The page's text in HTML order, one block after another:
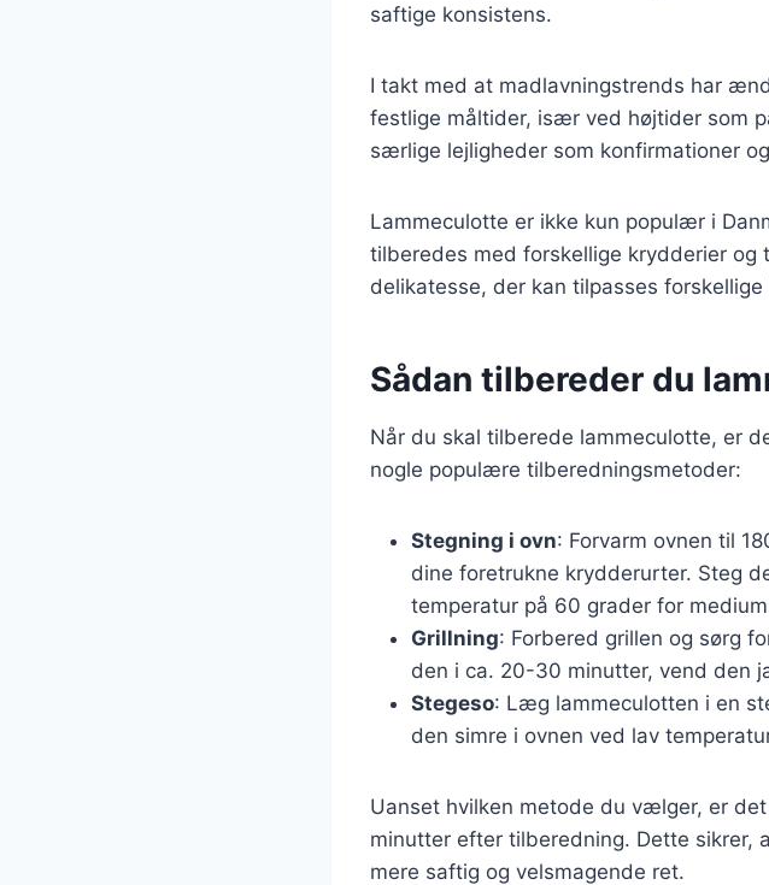
saftige konsistens.
I takt med at madlavningstrends har
festlige måltider, især ved højtider som
særlige lejligheder som konfirmationer
Lammeculotte er ikke kun populær i
tilberedes med forskellige krydderier
delikatesse, der kan tilpasses
Sådan tilbereder du
Når du skal tilberede lammeculotte, er
nogle populære tilberedningsmetoder:
Stegning i ovn: Forvarm ovnen til
dine foretrukne krydderurter. Steg
temperatur på 60 grader for
Grillning: Forbered grillen og sørg
den i ca. 20-30 minutter, vend den
Stegeso: Læg lammeculotten i en
den simre i ovnen ved lav
Uanset hvilken metode du vælger, er
minutter efter tilberedning. Dette
mere saftig og velsmagende ret.